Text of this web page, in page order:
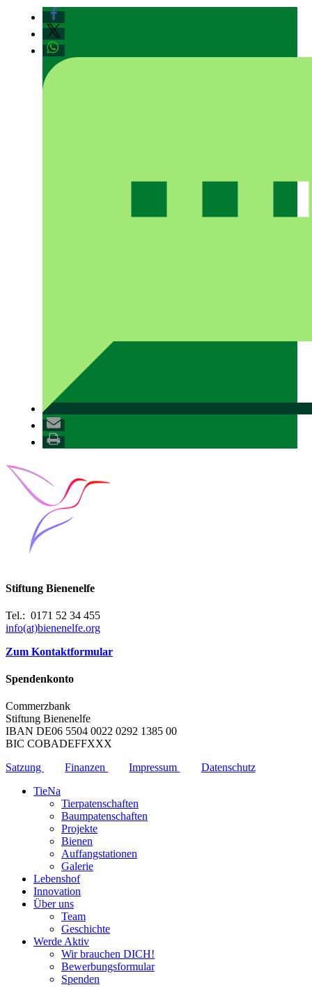
Stiftung Bienenelfe
Tel.: 0171 52 34 455
info(at)bienenelfe.org
Zum Kontaktformular
Spendenkonto
Commerzbank
Stiftung Bienenelfe
IBAN DE06 5504 0022 0292 1385 00
BIC COBADEFFXXX
Satzung
Finanzen Impressum
Datenschutz
TieNa
Tierpatenschaften
Baumpatenschaften
Projekte
Bienen
Auffangstationen
Galerie
Lebenshof
Innovation
Über uns
Team
Geschichte
Werde Aktiv
Wir brauchen DICH!
Bewerbungsformular
Spenden